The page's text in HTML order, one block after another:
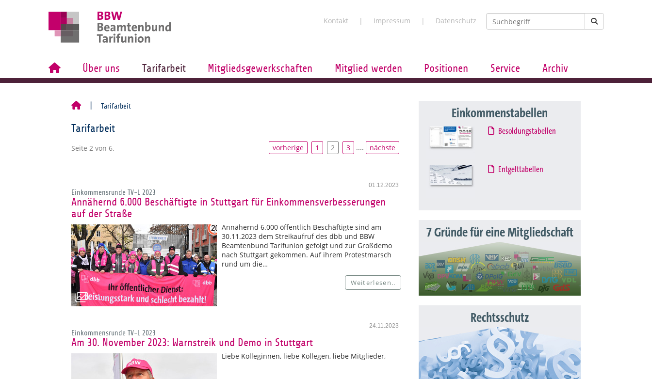
Kontakt Impressum Datenschutz
Über uns Tarifarbeit Mitgliedsgewerkschaften Mitglied werden Positionen Service Archiv
Tarifarbeit
Tarifarbeit
Seite 2 von 6. vorherige 1 2 3 .... nächste
01.12.2023
Einkommensrunde TV-L 2023
Annähernd 6.000 Beschäftigte in Stuttgart für Einkommensverbesserungen
auf der Straße
Annähernd 6.000 öffentlich Beschäftigte sind am
30.11.2023 dem Streikaufruf des dbb und BBW
Beamtenbund Tarifunion gefolgt und zur Großdemo
nach Stuttgart gekommen. Auf ihrem Protestmarsch
rund um die…
Weiterlesen..
24.11.2023
Einkommensrunde TV-L 2023
Am 30. November 2023: Warnstreik und Demo in Stuttgart
Liebe Kolleginnen, liebe Kollegen, liebe Mitglieder,
Einkommenstabellen
Besoldungstabellen
Entgelttabellen
7 Gründe für eine Mitgliedschaft
Rechtsschutz